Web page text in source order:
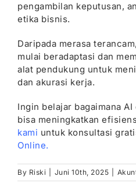
pengambilan keputusan,
etika bisnis.
Daripada merasa
mulai beradaptasi dan
alat pendukung untuk
dan akurasi kerja.
Ingin belajar bagaimana
bisa meningkatkan
kami untuk konsultasi
Online.
By Riski Juni 10th, 2025